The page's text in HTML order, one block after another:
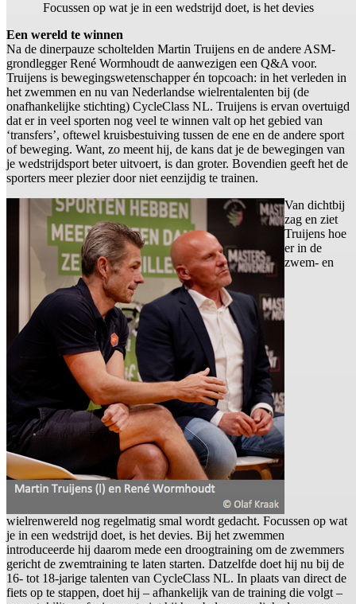
Focussen op wat je in een wedstrijd doet, is het devies
Een wereld te winnen
Na de dinerpauze scholtelden Martin Truijens en de andere ASM-
grondlegger René Wormhoudt de aanwezigen een Q&A voor.
Truijens is bewegingswetenschapper én topcoach: in het verleden in
het zwemmen en nu van Nederlandse wielrentalenten bij (de
onafhankelijke stichting) CycleClass NL. Truijens is ervan overtuigd
dat er in veel sporten nog veel te winnen valt op het gebied van
‘transfers’, oftewel kruisbestuiving tussen de ene en de andere sport
of beweging. Want, zo meent hij, de kans dat je de bewegingen van
je wedstrijdsport beter uitvoert, is dan groter. Bovendien geeft het de
sporters meer plezier door niet eenzijdig te trainen.
Van dichtbij
zag en ziet
Truijens hoe
er in de
zwem- en
wielrenwereld nog regelmatig smal wordt gedacht. Focussen op wat
je in een wedstrijd doet, is het devies. Bij het zwemmen
introduceerde hij daarom mede een droogtraining om de zwemmers
gericht de zwemtraining te laten starten. Datzelfde doet hij nu bij de
16- tot 18-jarige talenten van CycleClass NL. In plaats van direct de
fiets op te stappen, doet hij – afhankelijk van de training die volgt –